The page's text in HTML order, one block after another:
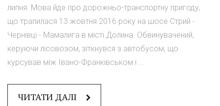
липня. Мова йде про дорожньо-транспортну пригоду,
що трапилася 13 жовтня 2016 року на шосе Стрий -
Чернівці - Мамалига в місті Долина. Обвинувачений,
керуючи лісовозом, зіткнувся з автобусом, що
курсував між Івано-Франківськом і ...
ЧИТАТИ ДАЛІ